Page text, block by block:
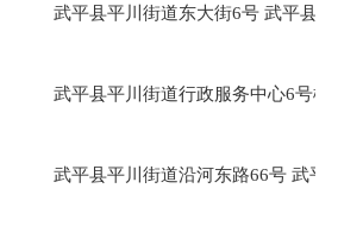
武平县平川街道东大街6号 武平县
武平县平川街道行政服务中心6号楼
武平县平川街道沿河东路66号 武平